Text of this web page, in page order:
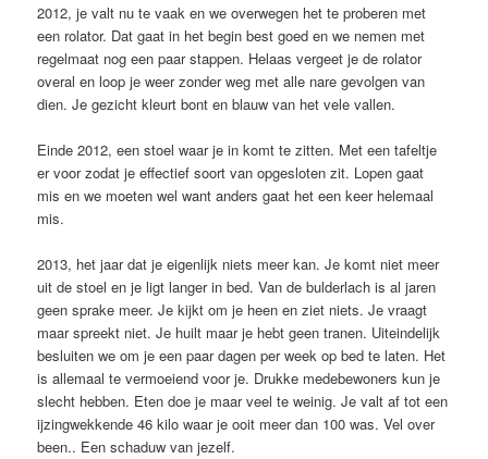
2012, je valt nu te vaak en we overwegen het te proberen met
een rolator. Dat gaat in het begin best goed en we nemen met
regelmaat nog een paar stappen. Helaas vergeet je de rolator
overal en loop je weer zonder weg met alle nare gevolgen van
dien. Je gezicht kleurt bont en blauw van het vele vallen.
Einde 2012, een stoel waar je in komt te zitten. Met een tafeltje
er voor zodat je effectief soort van opgesloten zit. Lopen gaat
mis en we moeten wel want anders gaat het een keer helemaal
mis.
2013, het jaar dat je eigenlijk niets meer kan. Je komt niet meer
uit de stoel en je ligt langer in bed. Van de bulderlach is al jaren
geen sprake meer. Je kijkt om je heen en ziet niets. Je vraagt
maar spreekt niet. Je huilt maar je hebt geen tranen. Uiteindelijk
besluiten we om je een paar dagen per week op bed te laten. Het
is allemaal te vermoeiend voor je. Drukke medebewoners kun je
slecht hebben. Eten doe je maar veel te weinig. Je valt af tot een
ijzingwekkende 46 kilo waar je ooit meer dan 100 was. Vel over
been.. Een schaduw van jezelf.